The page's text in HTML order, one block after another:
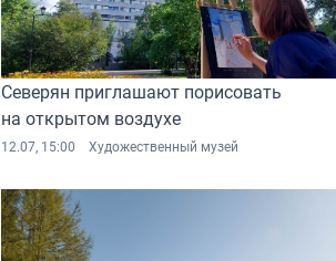
Северян приглашают порисовать
на открытом воздухе
12.07, 15:00 Художественный музей